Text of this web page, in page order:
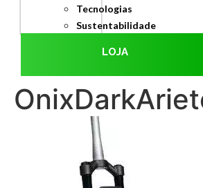
Tecnologias
Sustentabilidade
LOJA